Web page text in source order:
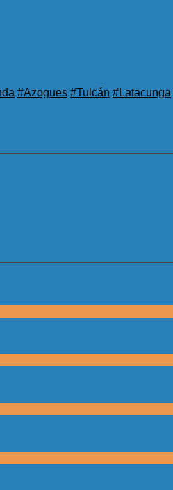
#Azogues #Tulcán #Latacunga